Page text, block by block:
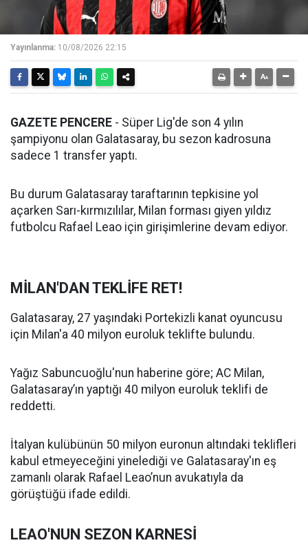
Yayınlanma: 10/08/2026 22:15
GAZETE PENCERE - Süper Lig'de son 4 yılın
şampiyonu olan Galatasaray, bu sezon kadrosuna
sadece 1 transfer yaptı.
Bu durum Galatasaray taraftarının tepkisine yol
açarken Sarı-kırmızılılar, Milan forması giyen yıldız
futbolcu Rafael Leao için girişimlerine devam ediyor.
MİLAN'DAN TEKLİFE RET!
Galatasaray, 27 yaşındaki Portekizli kanat oyuncusu
için Milan'a 40 milyon euroluk teklifte bulundu.
Yağız Sabuncuoğlu'nun haberine göre; AC Milan,
Galatasaray’ın yaptığı 40 milyon euroluk teklifi de
reddetti.
İtalyan kulübünün 50 milyon euronun altındaki teklifleri
kabul etmeyeceğini yinelediği ve Galatasaray'ın eş
zamanlı olarak Rafael Leao’nun avukatıyla da
görüştüğü ifade edildi.
LEAO'NUN SEZON KARNESİ